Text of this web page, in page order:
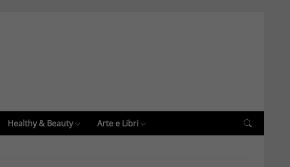
Healthy & Beauty Arte e Libri